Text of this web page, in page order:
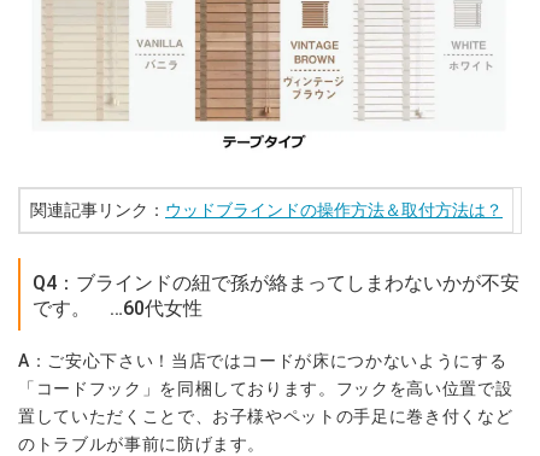
関連記事リンク： ウッドブラインドの操作方法＆取付方法は？
Q4：ブラインドの紐で孫が絡まってしまわないかが不安
です。 …60代女性
A：ご安心下さい！当店ではコードが床につかないようにする
「 コードフック 」を同梱しております。フックを高い位置で設
置していただくことで、お子様やペットの手足に巻き付くなど
のトラブルが事前に防げます。